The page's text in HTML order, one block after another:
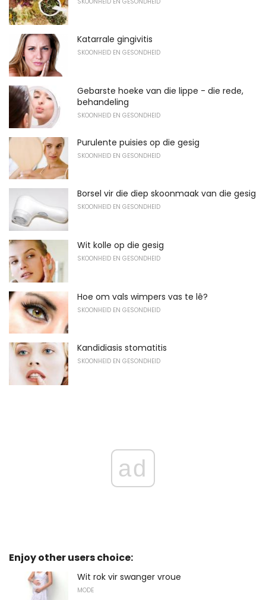
Katarrale gingivitis
SKOONHEID EN GESONDHEID
Gebarste hoeke van die lippe - die rede,
behandeling
SKOONHEID EN GESONDHEID
Purulente puisies op die gesig
SKOONHEID EN GESONDHEID
Borsel vir die diep skoonmaak van die gesig
SKOONHEID EN GESONDHEID
Wit kolle op die gesig
SKOONHEID EN GESONDHEID
Hoe om vals wimpers vas te lê?
SKOONHEID EN GESONDHEID
Kandidiasis stomatitis
SKOONHEID EN GESONDHEID
ad
Enjoy other users choice:
Wit rok vir swanger vroue
MODE